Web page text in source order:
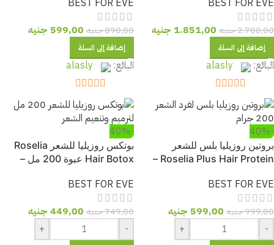
والجوجوبا
2.700,00جنيه 1.851,00 جنيه
إضافة إلى السلة
البائع: alasly
5
out of 5
سيروم)
890,00جنيه 599,00 جنيه
إضافة إلى السلة
البائع: alasly
5
out of 5
-40%
بروتين روزيليا بلس للشعر
Roselia Plus Hair Protein –
الأرجان والجوجوبا
BEST FOR EVE
999,00جنيه 599,00 جنيه
-
+
-40%
بوتكس روزيليا للشعر Roselia
Hair Botox عبوة 200 مل –
فورمالين
BEST FOR EVE
749,00جنيه 449,00 جنيه
-
+